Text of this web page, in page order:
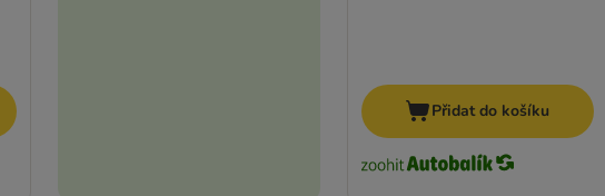
Přidat do košíku